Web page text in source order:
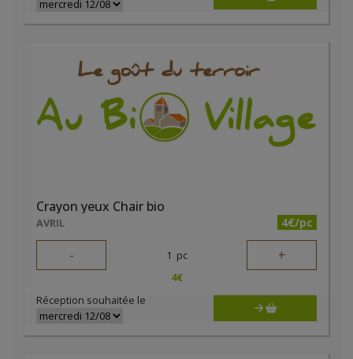
Crayon yeux Chair bio
AVRIL 4€/pc
- 1 pc +
4€
Réception souhaitée le